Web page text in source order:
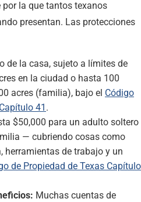
la que tantos texanos
presentan. Las protecciones
de la casa, sujeto a límites de
en la ciudad o hasta 100
acres (familia), bajo el Código
41 .
$50,000 para un adulto soltero
— cubriendo cosas como
herramientas de trabajo y un
de Propiedad de Texas Capítulo
Muchas cuentas de